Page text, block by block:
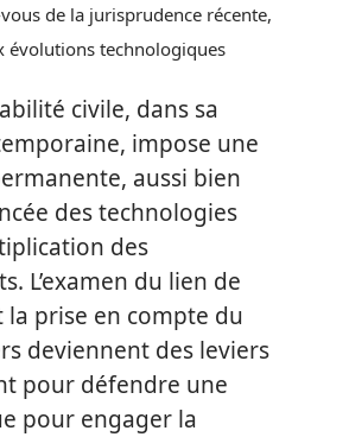
de la jurisprudence récente,
évolutions technologiques
civile, dans sa
impose une
aussi bien
des technologies
des
L’examen du lien de
la prise en compte du
deviennent des leviers
pour défendre une
pour engager la